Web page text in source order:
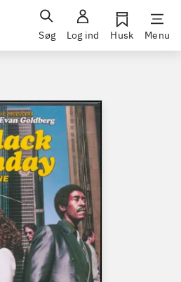
Søg Log ind Husk Menu